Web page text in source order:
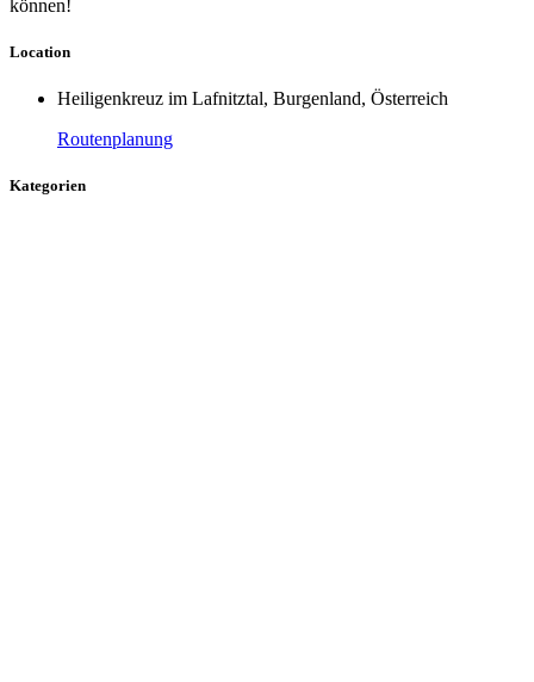
können!
Location
Heiligenkreuz im Lafnitztal, Burgenland, Österreich
Routenplanung
Kategorien